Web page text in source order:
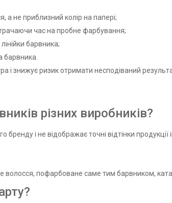
а не приблизний колір на папері;
час на пробне фарбування;
барвника;
барвника.
і знижує ризик отримати несподіваний
різних виробників?
і не відображає точні відтінки продукції
волосся, пофарбоване саме тим барвником,